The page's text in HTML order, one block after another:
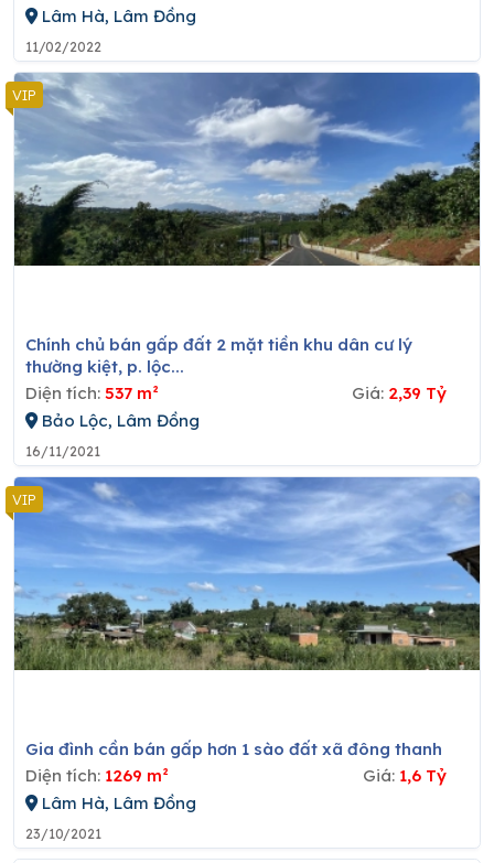
Lâm Hà, Lâm Đồng
11/02/2022
Chính chủ bán gấp đất 2 mặt tiền khu dân cư lý
thường kiệt, p. lộc...
Diện tích: 537 m² Giá: 2,39 Tỷ
Bảo Lộc, Lâm Đồng
16/11/2021
Gia đình cần bán gấp hơn 1 sào đất xã đông thanh
Diện tích: 1269 m² Giá: 1,6 Tỷ
Lâm Hà, Lâm Đồng
23/10/2021